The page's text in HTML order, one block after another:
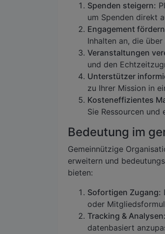
Spenden steigern:
um Spenden direkt
Engagement
Inhalten an, die
Veranstaltungen
und den
Unterstützer
zu Ihrer Mission in
Kosteneffizientes
Sie Ressourcen
Bedeutung im
Gemeinnützige
erweitern und
bieten:
Sofortigen Zugang:
oder
Tracking & Analysen:
datenbasiert